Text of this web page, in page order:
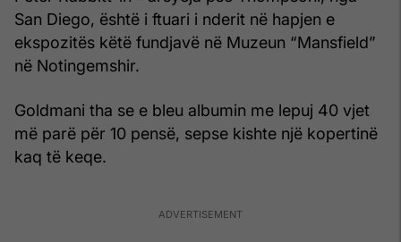
San Diego, është i ftuari i nderit në hapjen e
ekspozitës këtë fundjavë në Muzeun “Mansfield”
në Notingemshir.
Goldmani tha se e bleu albumin me lepuj 40 vjet
më parë për 10 pensë, sepse kishte një kopertinë
kaq të keqe.